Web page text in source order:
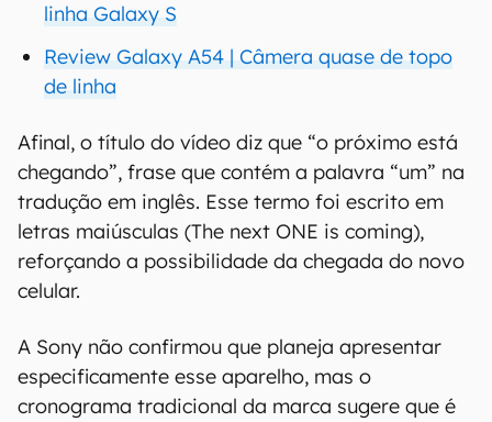
linha Galaxy S
Review Galaxy A54 | Câmera quase de topo
de linha
Afinal, o título do vídeo diz que “o próximo está
chegando”, frase que contém a palavra “um” na
tradução em inglês. Esse termo foi escrito em
letras maiúsculas (The next ONE is coming),
reforçando a possibilidade da chegada do novo
celular.
A Sony não confirmou que planeja apresentar
especificamente esse aparelho, mas o
cronograma tradicional da marca sugere que é